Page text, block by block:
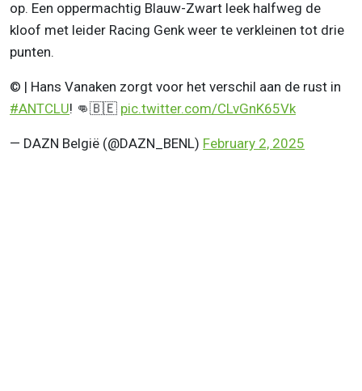
op. Een oppermachtig Blauw-Zwart leek halfweg de
kloof met leider Racing Genk weer te verkleinen tot drie
punten.
©️ | Hans Vanaken zorgt voor het verschil aan de rust in
#ANTCLU! 👊🇧🇪 pic.twitter.com/CLvGnK65Vk
— DAZN België (@DAZN_BENL) February 2, 2025